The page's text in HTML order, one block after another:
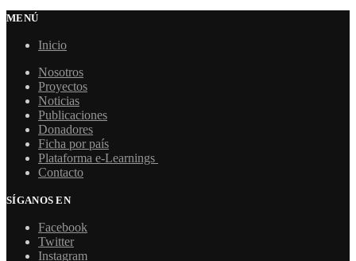
MENÚ
Inicio
Nosotros
Proyectos
Noticias
Publicaciones
Donadores
Ficha por país
Plataforma e-Learnings
Contacto
SÍGANOS EN
Facebook
Twitter
Instagram